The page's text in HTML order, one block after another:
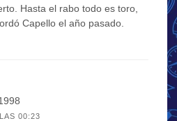
Hasta el rabo todo es toro,
Capello el año pasado.
00:23